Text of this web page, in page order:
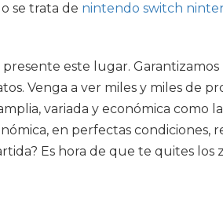
se trata de nintendo switch
este lugar.
Venga a ver miles y miles de
variada y económica como
en perfectas condiciones,
Es hora de que te quites los